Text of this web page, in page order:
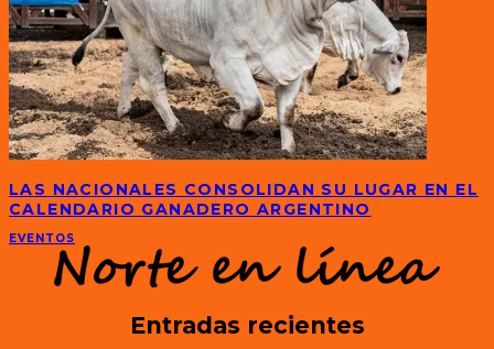
LAS NACIONALES CONSOLIDAN SU LUGAR EN EL
CALENDARIO GANADERO ARGENTINO
EVENTOS
Entradas recientes